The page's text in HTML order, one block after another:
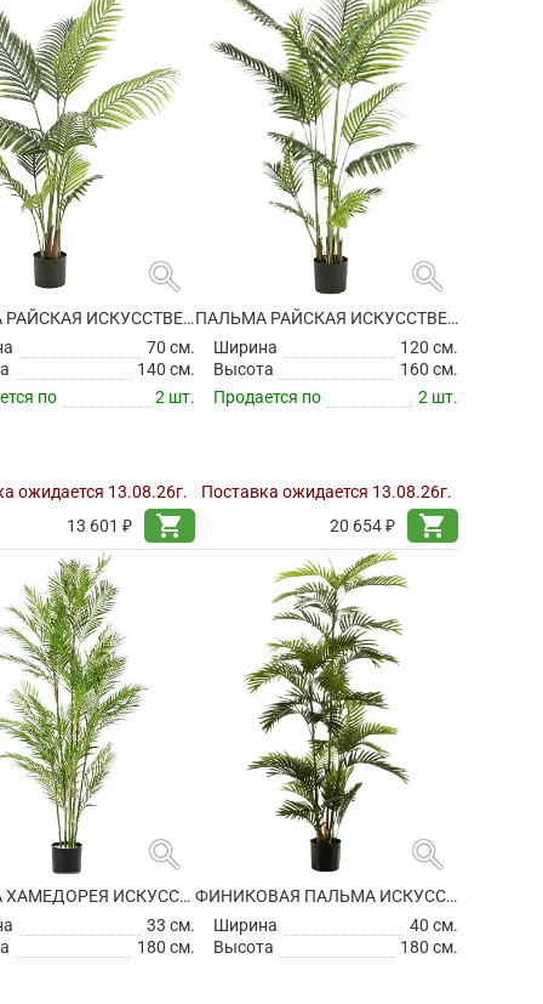
search
ПАЛЬМА РАЙСКАЯ ИСКУССТВЕННАЯ
70 см.
140 см.
по
2 шт.
ожидается 13.08.26г.
13 601 ₽
shopping_cart
search
ПАЛЬМА РАЙСКАЯ ИСКУССТВЕННАЯ
Ширина
120 см.
Высота
160 см.
Продается по
2 шт.
Поставка ожидается 13.08.26г.
20 654 ₽
shopping_cart
search
ПАЛЬМА ХАМЕДОРЕЯ ИСКУССТВЕННАЯ
33 см.
180 см.
search
ФИНИКОВАЯ ПАЛЬМА ИСКУССТВЕННАЯ
Ширина
40 см.
Высота
180 см.